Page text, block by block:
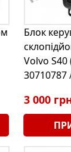
Блок
Volvo S40
30710787
3 000